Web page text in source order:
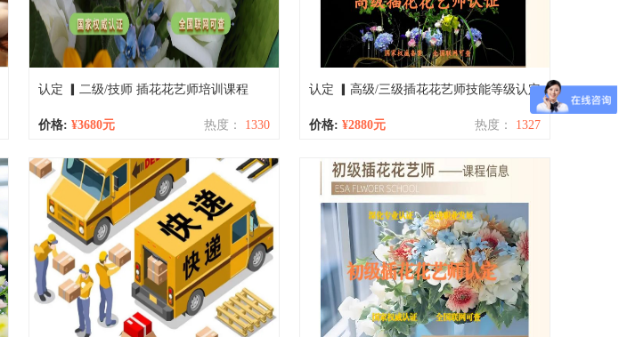
认定 ▎二级/技师 插花花艺师培训课程
价格: ¥3680元 热度： 1330
认定 ▎高级/三级插花花艺师技能等级认定
价格: ¥2880元 热度： 1327